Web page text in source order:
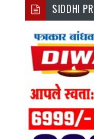
SIDDHI